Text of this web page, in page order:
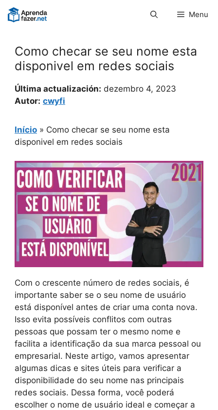
Pular
para
Menu
Como checar se seu nome esta
disponivel em redes sociais
Última actualización: dezembro 4, 2023
Autor: cwyfi
Início » Como checar se seu nome esta
disponivel em redes sociais
Com o crescente número de redes sociais, é
importante saber se o seu nome de usuário
está disponível antes de criar uma conta nova.
Isso evita possíveis conflitos com outras
pessoas que possam ter o mesmo nome e
facilita a identificação da sua marca pessoal ou
empresarial. Neste artigo, vamos apresentar
algumas dicas e sites úteis para verificar a
disponibilidade do seu nome nas principais
redes sociais. Dessa forma, você poderá
escolher o nome de usuário ideal e começar a